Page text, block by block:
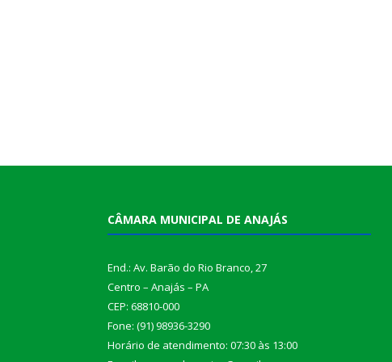
CÂMARA MUNICIPAL DE ANAJÁS
End.: Av. Barão do Rio Branco, 27
Centro – Anajás – PA
CEP: 68810-000
Fone: (91) 98936-3290
Horário de atendimento: 07:30 às 13:00